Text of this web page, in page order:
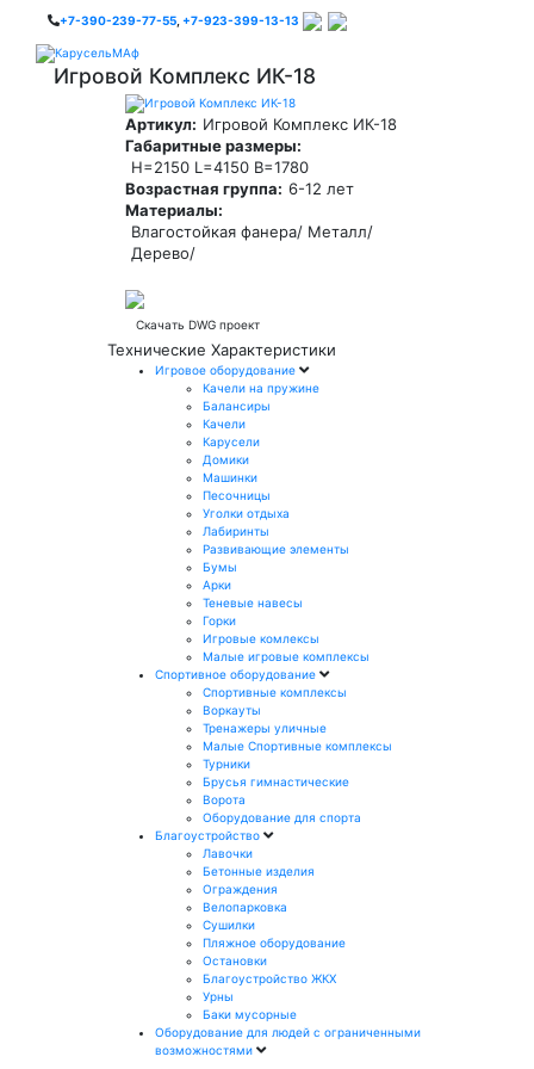
+7-390-239-77-55 +7-923-399-13-13
Игровой Комплекс ИК-18
Артикул: Игровой Комплекс ИК-18
Габаритные размеры:
H=2150 L=4150 B=1780
Возрастная группа: 6-12 лет
Материалы:
Влагостойкая фанера/ Металл/
Дерево/
Скачать DWG проект
Технические Характеристики
Игровое оборудование
Качели на пружине
Балансиры
Качели
Карусели
Домики
Машинки
Песочницы
Уголки отдыха
Лабиринты
Развивающие элементы
Бумы
Арки
Теневые навесы
Горки
Игровые комлексы
Малые игровые комплексы
Спортивное оборудование
Спортивные комплексы
Воркауты
Тренажеры уличные
Малые Спортивные комплексы
Турники
Брусья гимнастические
Ворота
Оборудование для спорта
Благоустройство
Лавочки
Бетонные изделия
Ограждения
Велопарковка
Сушилки
Пляжное оборудование
Остановки
Благоустройство ЖКХ
Урны
Баки мусорные
Оборудование для людей с ограниченными
возможностями